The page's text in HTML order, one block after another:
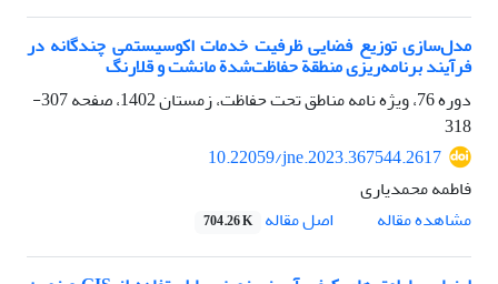
مدل‌سازی توزیع فضایی ظرفیت خدمات اکوسیستمی چندگانه در
فرآیند برنامه‌ریزی منطقة حفاظت‌شدة مانشت و قلارنگ
دوره 76، ویژه نامه مناطق تحت حفاظت، زمستان 1402، صفحه
307-
318
10.22059/jne.2023.367544.2617
فاطمه محمدیاری
مشاهده مقاله
اصل مقاله 704.26 K